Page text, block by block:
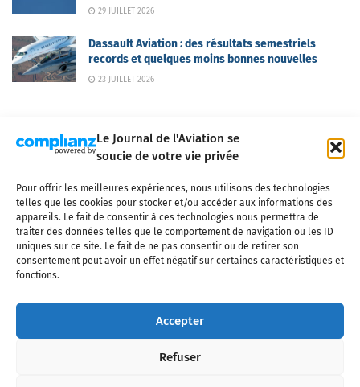
Le Journal de l'Aviation se
soucie de votre vie privée
Pour offrir les meilleures expériences, nous utilisons des technologies
telles que les cookies pour stocker et/ou accéder aux informations des
appareils. Le fait de consentir à ces technologies nous permettra de
traiter des données telles que le comportement de navigation ou les ID
uniques sur ce site. Le fait de ne pas consentir ou de retirer son
consentement peut avoir un effet négatif sur certaines caractéristiques et
fonctions.
Accepter
Refuser
29 JUILLET 2026
Dassault Aviation : des résultats semestriels
records et quelques moins bonnes nouvelles
23 JUILLET 2026
Qui sommes-nous ? Nous contacter
Partenaires
Mentions légales
CGV Politique de confidentialité Cookies
l'industrie aéronautique, l'aviation commerciale, l'aviation d'affaires, les
services MRO et après-vente, le financement et la location d'aéronefs
civils, l'aéronautique de défense et l'industrie spatiale. Toute reproduction,